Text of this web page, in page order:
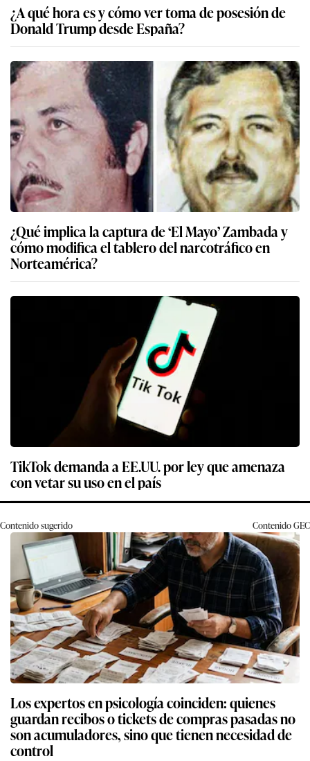
¿A qué hora es y cómo ver toma de posesión de
Donald Trump desde España?
¿Qué implica la captura de ‘El Mayo’ Zambada y
cómo modifica el tablero del narcotráfico en
Norteamérica?
TikTok demanda a EE.UU. por ley que amenaza
con vetar su uso en el país
Contenido sugerido ContenidoGEC
Los expertos en psicología coinciden: quienes
guardan recibos o tickets de compras pasadas no
son acumuladores, sino que tienen necesidad de
control